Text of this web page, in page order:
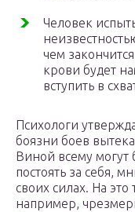
Человек
чем
крови будет
вступить в
Психологи
боязни боев
Виной всему могут
постоять за себя,
своих силах. На
например,